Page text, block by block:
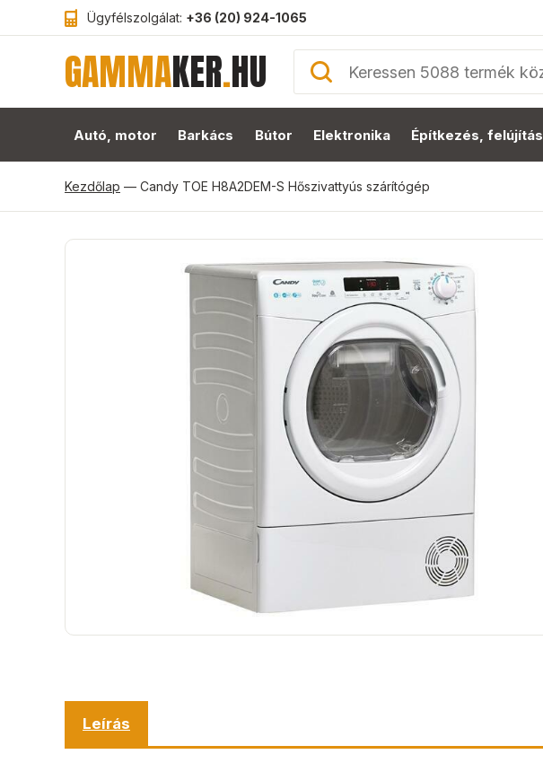
Ügyfélszolgálat: +36 (20) 924-1065
GAMMAKER.HU
Autó, motor Barkács Bútor Elektronika Építkezés, felújítás
Kezdőlap — Candy TOE H8A2DEM-S Hőszivattyús szárítógép
Leírás